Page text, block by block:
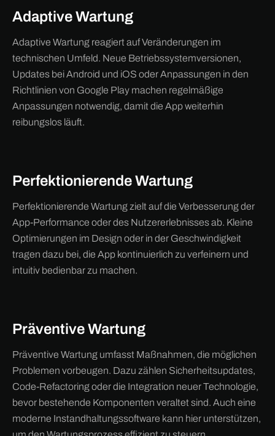
Adaptive Wartung
Adaptive Wartung reagiert auf Veränderungen im
technischen Umfeld. Neue Betriebssystemversionen,
Updates bei Android und iOS oder Anpassungen in den
Richtlinien von Google Play machen regelmäßige
Anpassungen notwendig, damit die App weiterhin
reibungslos läuft.
Perfektionierende Wartung
Perfektionierende Wartung zielt auf die Verbesserung der
App-Performance oder des Nutzererlebnisses ab. Kleine
Optimierungen im Design oder in der Geschwindigkeit
tragen dazu bei, die App kontinuierlich zu verfeinern und
intuitiv bedienbar zu machen.
Präventive Wartung
Präventive Wartung umfasst Maßnahmen, die möglichen
Problemen vorbeugen. Dazu zählen Sicherheitsupdates,
Code-Refactoring oder die Integration neuer Technologie,
bevor bestehende Komponenten veraltet sind. Auch eine
moderne Instandhaltungssoftware kann hier unterstützen,